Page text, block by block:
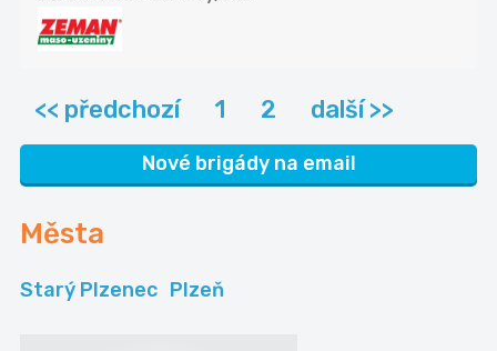
<< předchozí 1 2 další >>
Nové brigády na email
Města
Starý Plzenec Plzeň